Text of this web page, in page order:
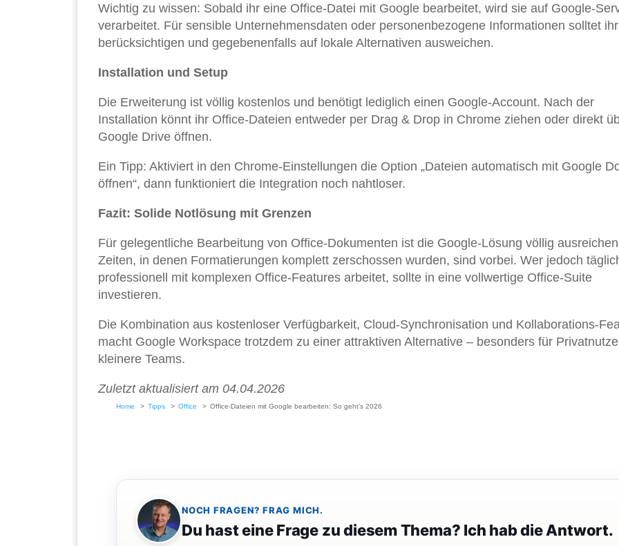
Wichtig zu wissen: Sobald ihr eine Office-Datei mit Google bearbeitet, wird sie auf Google-
verarbeitet. Für sensible Unternehmensdaten oder personenbezogene Informationen solltet
berücksichtigen und gegebenenfalls auf lokale Alternativen ausweichen.
Installation und Setup
Die Erweiterung ist völlig kostenlos und benötigt lediglich einen Google-Account. Nach der
Installation könnt ihr Office-Dateien entweder per Drag & Drop in Chrome ziehen oder direkt
Google Drive öffnen.
Ein Tipp: Aktiviert in den Chrome-Einstellungen die Option „Dateien automatisch mit Google
öffnen“, dann funktioniert die Integration noch nahtloser.
Fazit: Solide Notlösung mit Grenzen
Für gelegentliche Bearbeitung von Office-Dokumenten ist die Google-Lösung völlig
Zeiten, in denen Formatierungen komplett zerschossen wurden, sind vorbei. Wer jedoch
professionell mit komplexen Office-Features arbeitet, sollte in eine vollwertige Office-Suite
investieren.
Die Kombination aus kostenloser Verfügbarkeit, Cloud-Synchronisation und Kollaborations-
macht Google Workspace trotzdem zu einer attraktiven Alternative – besonders für
kleinere Teams.
Zuletzt aktualisiert am 04.04.2026
Home Tipps Office Office-Dateien mit Google bearbeiten: So geht’s 2026
NOCH FRAGEN? FRAG MICH.
Du hast eine Frage zu diesem Thema? Ich hab die Antwort.